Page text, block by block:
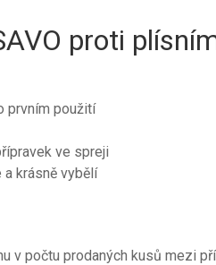
proti
prvním použití
ve spreji
krásně vybělí
v počtu prodaných kusů mezi